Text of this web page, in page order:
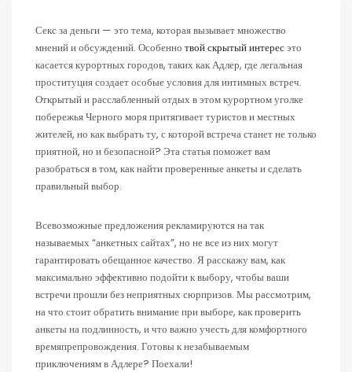
Секс за деньги — это тема, которая вызывает множество
мнений и обсуждений. Особенно твой скрытый интересэто
касается курортных городов, таких как Адлер, где легальная
проституция создает особые условия для интимных встреч.
Открытый и расслабленный отдых в этом курортном уголке
побережья Черного моря притягивает туристов и местных
жителей, но как выбрать ту, с которой встреча станет не только
приятной, но и безопасной? Эта статья поможет вам
разобраться в том, как найти проверенные анкеты и сделать
правильный выбор.
Всевозможные предложения рекламируются на так
называемых “анкетных сайтах”, но не все из них могут
гарантировать обещанное качество. Я расскажу вам, как
максимально эффективно подойти к выбору, чтобы ваши
встречи прошли без неприятных сюрпризов. Мы рассмотрим,
на что стоит обратить внимание при выборе, как проверить
анкеты на подлинность, и что важно учесть для комфортного
времяпрепровождения. Готовы к незабываемым
приключениям в Адлере? Поехали!